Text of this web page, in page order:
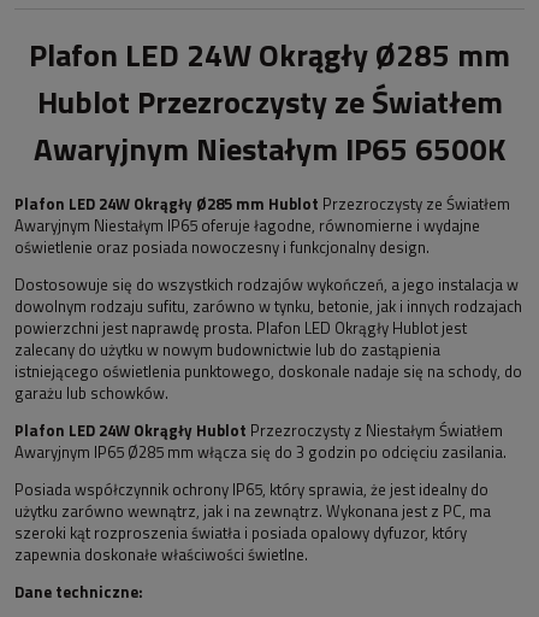
Plafon LED 24W Okrągły Ø285 mm
Hublot Przezroczysty ze Światłem
Awaryjnym Niestałym IP65 6500K
Plafon LED 24W Okrągły Ø285 mm Hublot Przezroczysty ze Światłem
Awaryjnym Niestałym IP65 oferuje łagodne, równomierne i wydajne
oświetlenie oraz posiada nowoczesny i funkcjonalny design.
Dostosowuje się do wszystkich rodzajów wykończeń, a jego instalacja w
dowolnym rodzaju sufitu, zarówno w tynku, betonie, jak i innych rodzajach
powierzchni jest naprawdę prosta. Plafon LED Okrągły Hublot jest
zalecany do użytku w nowym budownictwie lub do zastąpienia
istniejącego oświetlenia punktowego, doskonale nadaje się na schody, do
garażu lub schowków.
Plafon LED 24W Okrągły Hublot Przezroczysty z Niestałym Światłem
Awaryjnym IP65 Ø285 mm włącza się do 3 godzin po odcięciu zasilania.
Posiada współczynnik ochrony IP65, który sprawia, że jest idealny do
użytku zarówno wewnątrz, jak i na zewnątrz. Wykonana jest z PC, ma
szeroki kąt rozproszenia światła i posiada opalowy dyfuzor, który
zapewnia doskonałe właściwości świetlne.
Dane techniczne: